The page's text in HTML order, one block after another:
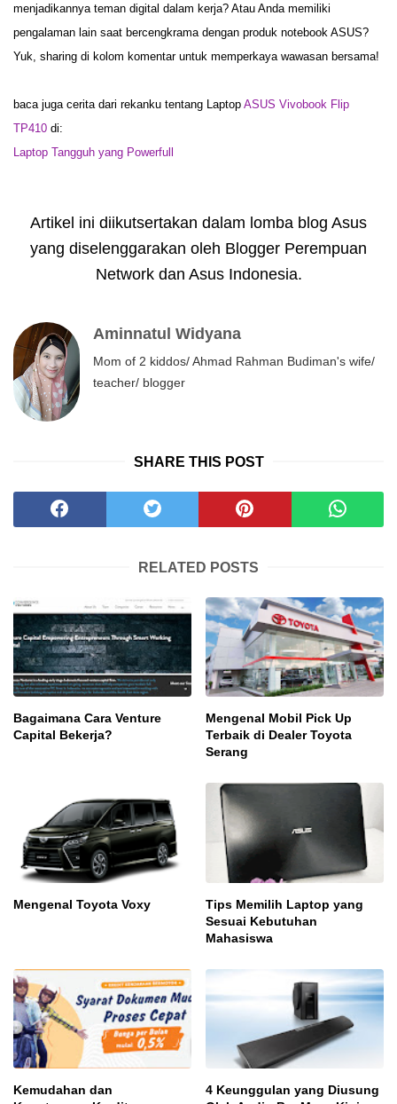
menjadikannya teman digital dalam kerja? Atau Anda memiliki
pengalaman lain saat bercengkrama dengan produk notebook ASUS?
Yuk, sharing di kolom komentar untuk memperkaya wawasan bersama!
baca juga cerita dari rekanku tentang Laptop ASUS Vivobook Flip
TP410 di:
Laptop Tangguh yang Powerfull
Artikel ini diikutsertakan dalam lomba blog Asus
yang diselenggarakan oleh Blogger Perempuan
Network dan Asus Indonesia.
Aminnatul Widyana
Mom of 2 kiddos/ Ahmad Rahman Budiman's wife/
teacher/ blogger
SHARE THIS POST
RELATED POSTS
Bagaimana Cara Venture
Capital Bekerja?
Mengenal Mobil Pick Up
Terbaik di Dealer Toyota
Serang
Mengenal Toyota Voxy
Tips Memilih Laptop yang
Sesuai Kebutuhan
Mahasiswa
Kemudahan dan
4 Keunggulan yang Diusung